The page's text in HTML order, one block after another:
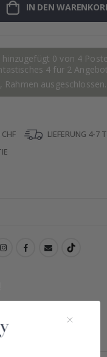
IN DEN
hinzugefügt 0 von 4
4 für 2
Rahmen ausgeschlossen.
LIEFERUNG 4-7